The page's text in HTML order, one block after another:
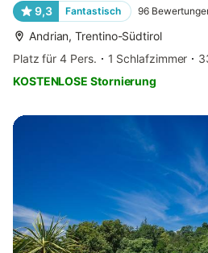
9,3 Fantastisch 96
Andrian, Trentino-Südtirol
Platz für 4 Pers.
1 Schlafzimmer
KOSTENLOSE Stornierung